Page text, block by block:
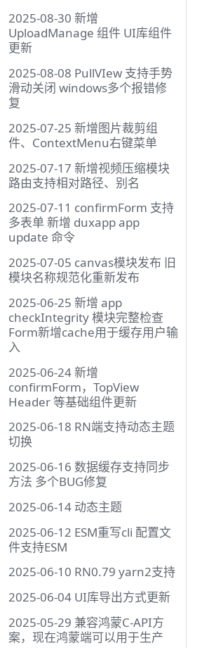
2025-08-30 新增
UploadManage 组件 UI库组件
更新
2025-08-08 PullVIew 支持手势
滑动关闭 windows多个报错修
复
2025-07-25 新增图片裁剪组
件、ContextMenu右键菜单
2025-07-17 新增视频压缩模块
路由支持相对路径、别名
2025-07-11 confirmForm 支持
多表单 新增 duxapp app
update 命令
2025-07-05 canvas模块发布 旧
模块名称规范化重新发布
2025-06-25 新增 app
checkIntegrity 模块完整检查
Form新增cache用于缓存用户输
入
2025-06-24 新增
confirmForm，TopView
Header 等基础组件更新
2025-06-18 RN端支持动态主题
切换
2025-06-16 数据缓存支持同步
方法 多个BUG修复
2025-06-14 动态主题
2025-06-12 ESM重写cli 配置文
件支持ESM
2025-06-10 RN0.79 yarn2支持
2025-06-04 UI库导出方式更新
2025-05-29 兼容鸿蒙C-API方
案，现在鸿蒙端可以用于生产